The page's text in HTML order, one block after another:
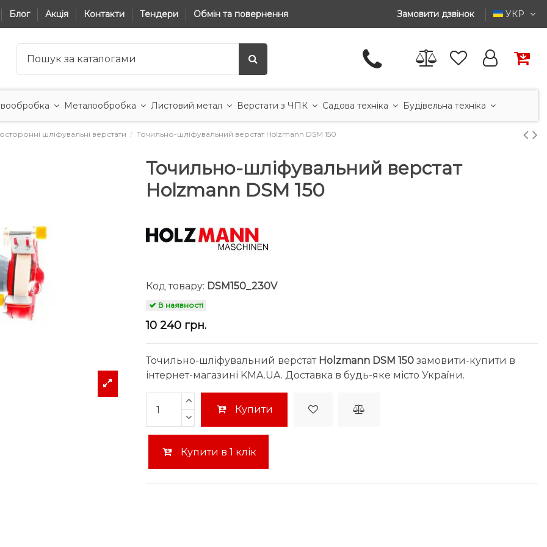
Блог Акція Контакти Тендери Обмін та повернення Замовити дзвінок УКР
Металообробка Листовий метал Верстати з ЧПК Садова техніка Будівельна техніка
шліфувальні верстати Точильно-шліфувальний верстат Holzmann DSM 150
Точильно-шліфувальний верстат
Holzmann DSM 150
Код товару: DSM150_230V
В наявності
10 240 грн.
Точильно-шліфувальний верстат Holzmann DSM 150 замовити-купити в
інтернет-магазині KMA.UA. Доставка в будь-яке місто України.
Купити
Купити в 1 клік